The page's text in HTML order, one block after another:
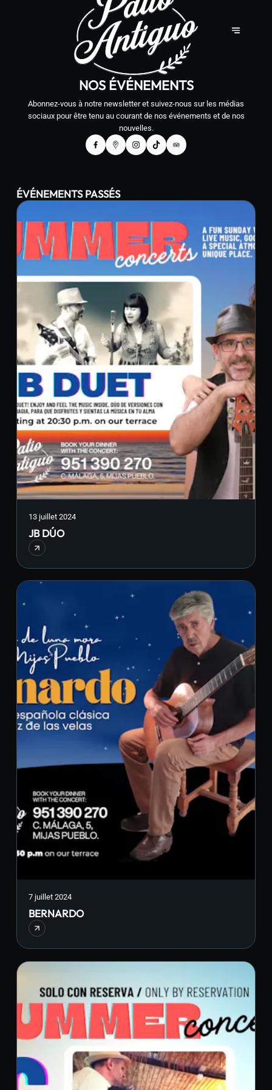
NOS ÉVÉNEMENTS
Abonnez-vous à notre newsletter et suivez-nous sur les médias
sociaux pour être tenu au courant de nos événements et de nos
nouvelles.
ÉVÉNEMENTS PASSÉS
13 juillet 2024
JB DÚO
7 juillet 2024
BERNARDO